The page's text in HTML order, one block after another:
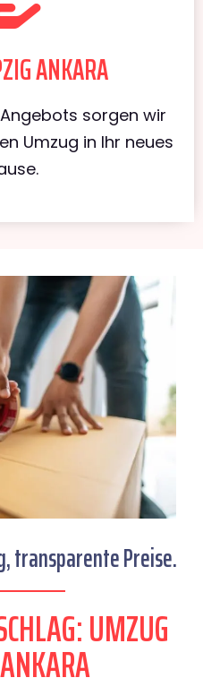
ANKARA
sorgen wir
Umzug in Ihr neues
transparente Preise.
UMZUG